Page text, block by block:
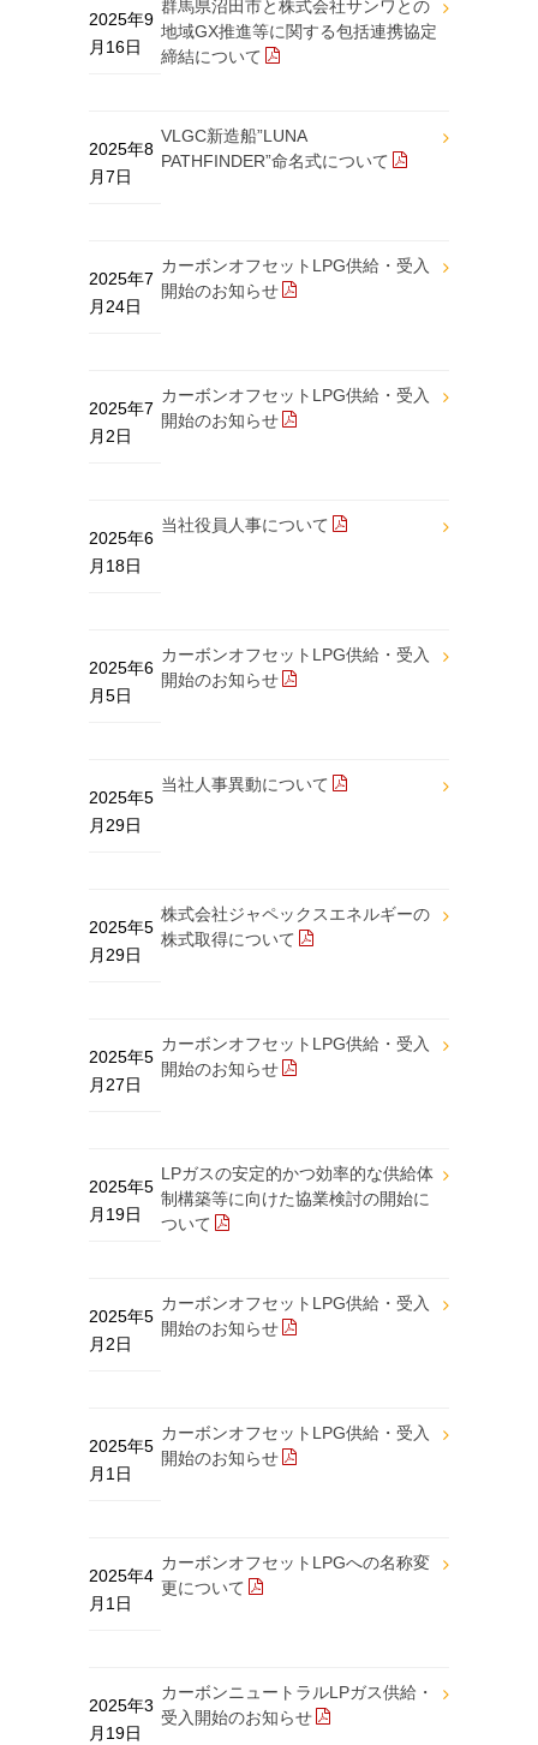
群馬県沼田市と株式会社サンワとの
地域GX推進等に関する包括連携協定
締結について
2025年9
月16日
VLGC新造船”LUNA
PATHFINDER”命名式について
2025年8
月7日
カーボンオフセットLPG供給・受入
開始のお知らせ
2025年7
月24日
カーボンオフセットLPG供給・受入
開始のお知らせ
2025年7
月2日
当社役員人事について
2025年6
月18日
カーボンオフセットLPG供給・受入
開始のお知らせ
2025年6
月5日
当社人事異動について
2025年5
月29日
株式会社ジャペックスエネルギーの
株式取得について
2025年5
月29日
カーボンオフセットLPG供給・受入
開始のお知らせ
2025年5
月27日
LPガスの安定的かつ効率的な供給体
制構築等に向けた協業検討の開始に
ついて
2025年5
月19日
カーボンオフセットLPG供給・受入
開始のお知らせ
2025年5
月2日
カーボンオフセットLPG供給・受入
開始のお知らせ
2025年5
月1日
カーボンオフセットLPGへの名称変
更について
2025年4
月1日
カーボンニュートラルLPガス供給・
受入開始のお知らせ
2025年3
月19日